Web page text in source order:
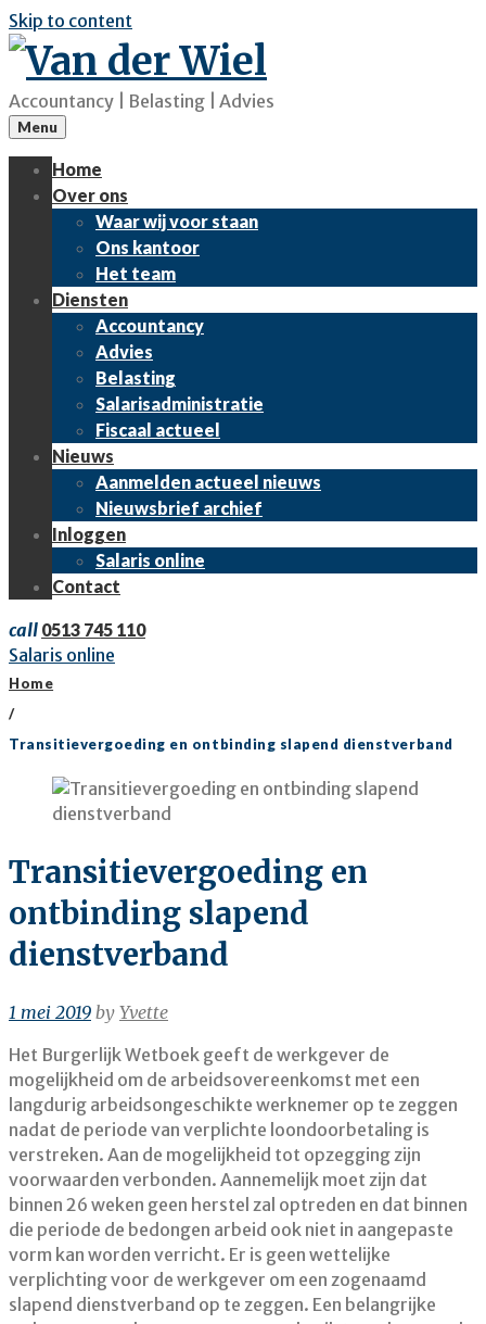
Skip to content
Accountancy | Belasting | Advies
Menu
Home
Over ons
Waar wij voor staan
Ons kantoor
Het team
Diensten
Accountancy
Advies
Belasting
Salarisadministratie
Fiscaal actueel
Nieuws
Aanmelden actueel nieuws
Nieuwsbrief archief
Inloggen
Salaris online
Contact
call 0513 745 110
Salaris online
Home
/
Transitievergoeding en ontbinding slapend dienstverband
Transitievergoeding en
ontbinding slapend
dienstverband
1 mei 2019 by Yvette
Het Burgerlijk Wetboek geeft de werkgever de
mogelijkheid om de arbeidsovereenkomst met een
langdurig arbeidsongeschikte werknemer op te zeggen
nadat de periode van verplichte loondoorbetaling is
verstreken. Aan de mogelijkheid tot opzegging zijn
voorwaarden verbonden. Aannemelijk moet zijn dat
binnen 26 weken geen herstel zal optreden en dat binnen
die periode de bedongen arbeid ook niet in aangepaste
vorm kan worden verricht. Er is geen wettelijke
verplichting voor de werkgever om een zogenaamd
slapend dienstverband op te zeggen. Een belangrijke